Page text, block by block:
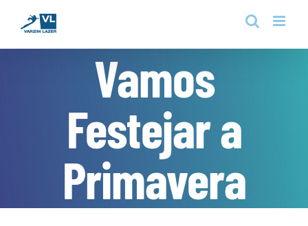
content
Vamos
Festejar a
Primavera